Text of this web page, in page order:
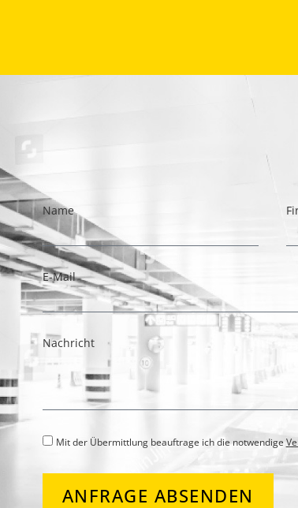
Name
E-Mail
Nachricht
Mit der Übermittlung beauftrage ich die notwendige
ANFRAGE ABSENDEN